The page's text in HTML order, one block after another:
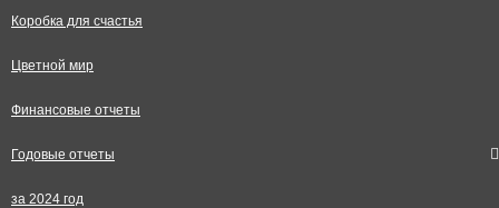
Коробка для счастья
Цветной мир
Финансовые отчеты
Годовые отчеты
за 2024 год